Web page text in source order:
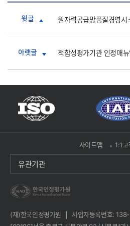
윗글
아랫글
사이트맵 1:1고
유관기관
(재)한국인정평가원
사업자등록번호: